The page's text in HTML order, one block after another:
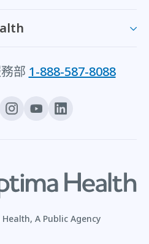
部 1-888-587-8088
A Public Agency